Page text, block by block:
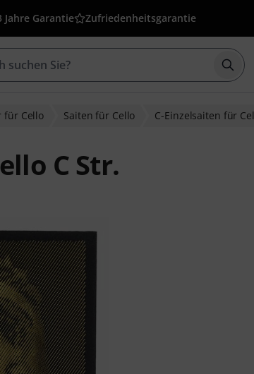
Jahre Garantie Zufriedenheitsgarantie
für Cello Saiten für Cello C-Einzelsaiten für
C Str.